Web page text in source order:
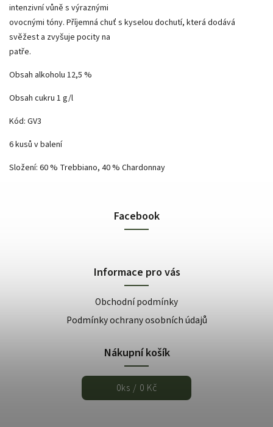
intenzivní vůně s výraznými
ovocnými tóny. Příjemná chuť s kyselou dochutí, která dodává
svěžest a zvyšuje pocity na
patře.
Obsah alkoholu 12,5 %
Obsah cukru 1 g/l
Kód: GV3
6 kusů v balení
Složení: 60 % Trebbiano, 40 % Chardonnay
Facebook
Informace pro vás
Obchodní podmínky
Podmínky ochrany osobních údajů
Nákupní košík
0ks / 0 Kč